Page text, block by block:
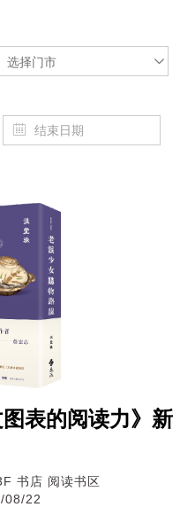
选择门市
表的阅读力》新
书店 阅读书区
08/22